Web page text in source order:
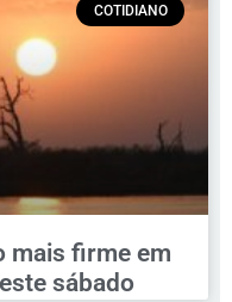
COTIDIANO
mais firme em
sábado